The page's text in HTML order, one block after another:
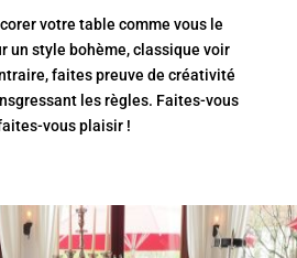
votre table comme vous le
un style bohème, classique voir
faites preuve de créativité
les règles. Faites-vous
vous plaisir !